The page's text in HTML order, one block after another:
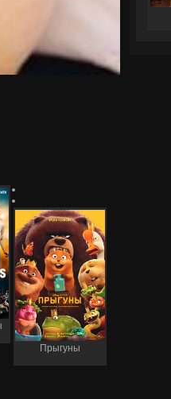
Прыгуны